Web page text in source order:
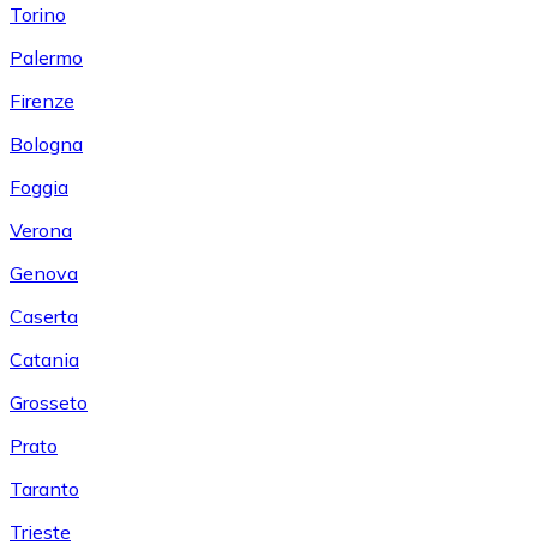
Torino
Palermo
Firenze
Bologna
Foggia
Verona
Genova
Caserta
Catania
Grosseto
Prato
Taranto
Trieste